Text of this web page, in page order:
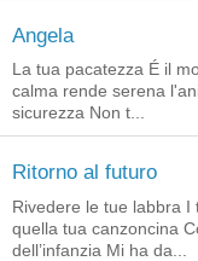
Angela
La tua pacatezza É il
calma rende serena
sicurezza Non t...
Ritorno al futuro
Rivedere le tue labbra I
quella tua canzoncina
dell’infanzia Mi ha da...